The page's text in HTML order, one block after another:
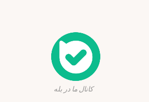
کانال ما در بله